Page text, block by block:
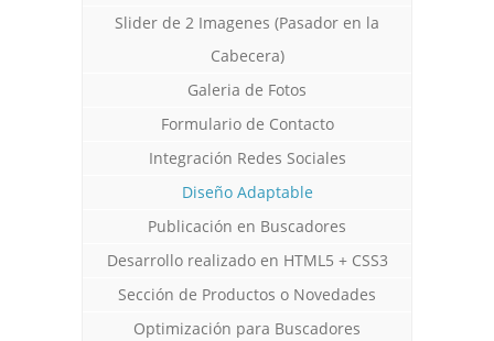
Slider de 2 Imagenes (Pasador en la
Cabecera)
Galeria de Fotos
Formulario de Contacto
Integración Redes Sociales
Diseño Adaptable
Publicación en Buscadores
Desarrollo realizado en HTML5 + CSS3
Sección de Productos o Novedades
Optimización para Buscadores